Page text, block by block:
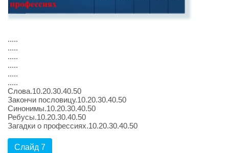
.....
.....
.....
.....
.....
.....
Слова.10.20.30.40.50
Закончи пословицу.10.20.30.40.50
Синонимы.10.20.30.40.50
Ребусы.10.20.30.40.50
Загадки о профессиях.10.20.30.40.50
Слайд 7